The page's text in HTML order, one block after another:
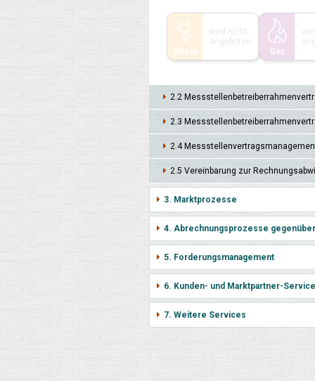
Strom
Gas
2.2
2.3
2.4
2.5 Verein­barung zur
3. Marktprozesse
4. Abrechnungsprozesse
5. Forderungsmanagement
6. Kunden- und Marktpartner-
7. Weitere Services